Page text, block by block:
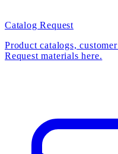
Catalog Request
Product catalogs,
Request materials here.